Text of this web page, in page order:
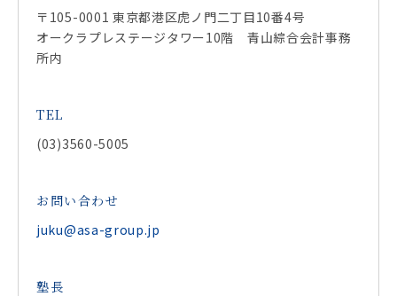
〒105-0001 東京都港区虎ノ門二丁目10番4号
オークラプレステージタワー10階 青山綜合会計事務
所内
TEL
(03)3560-5005
お問い合わせ
juku@asa-group.jp
塾長